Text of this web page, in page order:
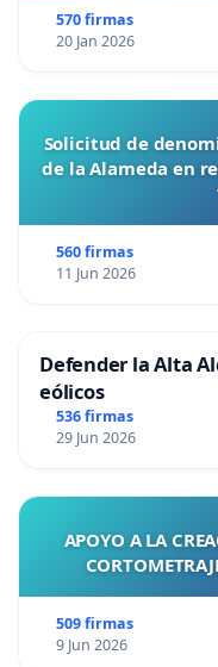
570 firmas
20 Jan 2026
Solicitud de
de la Alameda en
560 firmas
11 Jun 2026
Defender la Alta
eólicos
536 firmas
29 Jun 2026
APOYO A LA
509 firmas
9 Jun 2026